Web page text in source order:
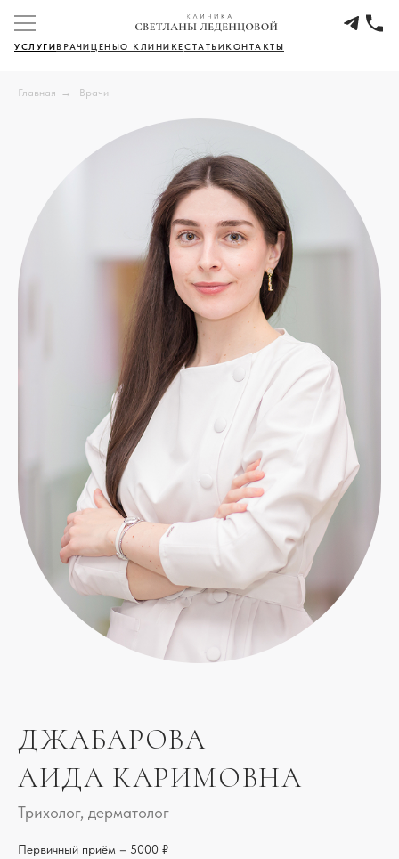
УСЛУГИВРАЧИЦЕНЫО КЛИНИКЕСТАТЬИКОНТАКТЫ
Главная → Врачи
ДЖАБАРОВА
АИДА КАРИМОВНА
Трихолог, дерматолог
Первичный приём – 5000 ₽